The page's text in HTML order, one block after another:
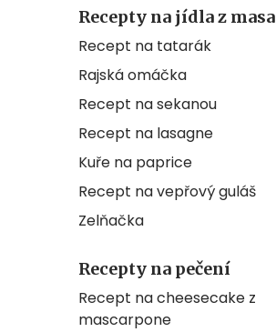
Recepty na jídla z masa
Recept na tatarák
Rajská omáčka
Recept na sekanou
Recept na lasagne
Kuře na paprice
Recept na vepřový guláš
Zelňačka
Recepty na pečení
Recept na cheesecake z
mascarpone